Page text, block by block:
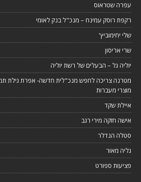
עפרה שטראוס
רקפת רוסק עמינח – מנכ"ל בנק לאומי
שלי יחימוביץ'
שרי אריסון
יוליה גל – הבעלים של רשת יוליה
מטרנה צריכה לחפש מנכ"לית חדשה- אפרת גילת
מוצרי מעברות
איילת שקד
אישה חזקה מירי רגב
סטלה הנדלר
גליה מאור
פציעות ספורט